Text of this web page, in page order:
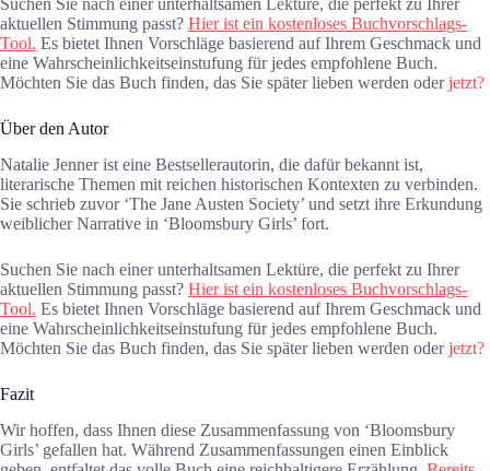
Suchen Sie nach einer unterhaltsamen Lektüre, die perfekt zu Ihrer
aktuellen Stimmung passt? Hier ist ein kostenloses Buchvorschlags-
Tool. Es bietet Ihnen Vorschläge basierend auf Ihrem Geschmack und
eine Wahrscheinlichkeitseinstufung für jedes empfohlene Buch.
Möchten Sie das Buch finden, das Sie später lieben werden oderjetzt?
Über den Autor
Natalie Jenner ist eine Bestsellerautorin, die dafür bekannt ist,
literarische Themen mit reichen historischen Kontexten zu verbinden.
Sie schrieb zuvor ‘The Jane Austen Society’ und setzt ihre Erkundung
weiblicher Narrative in ‘Bloomsbury Girls’ fort.
Suchen Sie nach einer unterhaltsamen Lektüre, die perfekt zu Ihrer
aktuellen Stimmung passt? Hier ist ein kostenloses Buchvorschlags-
Tool. Es bietet Ihnen Vorschläge basierend auf Ihrem Geschmack und
eine Wahrscheinlichkeitseinstufung für jedes empfohlene Buch.
Möchten Sie das Buch finden, das Sie später lieben werden oderjetzt?
Fazit
Wir hoffen, dass Ihnen diese Zusammenfassung von ‘Bloomsbury
Girls’ gefallen hat. Während Zusammenfassungen einen Einblick